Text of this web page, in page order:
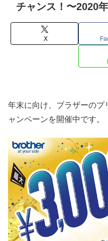
チャンス！〜2020
X
年末に向け、ブラザーのプ
ャンペーンを開催中です。